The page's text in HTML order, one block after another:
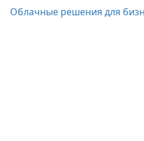
Облачные решения для